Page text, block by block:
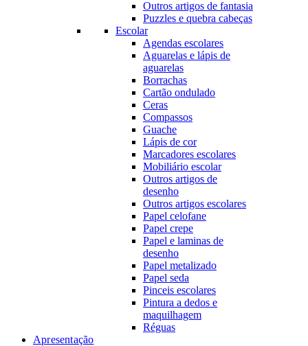
Outros artigos de fantasia
Puzzles e quebra cabeças
Escolar
Agendas escolares
Aguarelas e lápis de
aguarelas
Borrachas
Cartão ondulado
Ceras
Compassos
Guache
Lápis de cor
Marcadores escolares
Mobiliário escolar
Outros artigos de
desenho
Outros artigos escolares
Papel celofane
Papel crepe
Papel e laminas de
desenho
Papel metalizado
Papel seda
Pinceis escolares
Pintura a dedos e
maquilhagem
Réguas
Apresentação